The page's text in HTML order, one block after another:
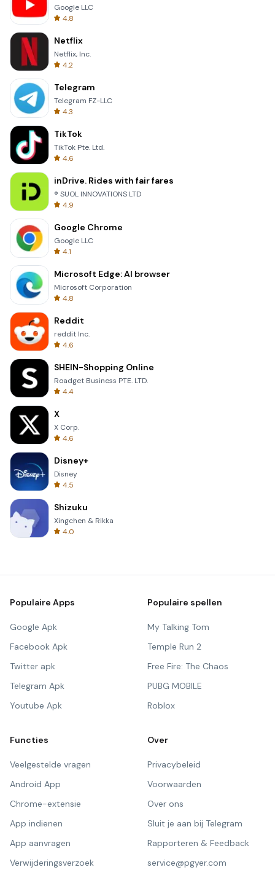
Google LLC
4.8
Netflix
Netflix, Inc.
4.2
Telegram
Telegram FZ-LLC
4.3
TikTok
TikTok Pte. Ltd.
4.6
inDrive. Rides with fair fares
® SUOL INNOVATIONS LTD
4.9
Google Chrome
Google LLC
4.1
Microsoft Edge: AI browser
Microsoft Corporation
4.8
Reddit
reddit Inc.
4.6
SHEIN-Shopping Online
Roadget Business PTE. LTD.
4.4
X
X Corp.
4.6
Disney+
Disney
4.5
Shizuku
Xingchen & Rikka
4.0
Populaire Apps
Google Apk
Facebook Apk
Twitter apk
Telegram Apk
Youtube Apk
Populaire spellen
My Talking Tom
Temple Run 2
Free Fire: The Chaos
PUBG MOBILE
Roblox
Functies
Veelgestelde vragen
Android App
Chrome-extensie
App indienen
App aanvragen
Verwijderingsverzoek
Over
Privacybeleid
Voorwaarden
Over ons
Sluit je aan bij Telegram
Rapporteren & Feedback
service@pgyer.com